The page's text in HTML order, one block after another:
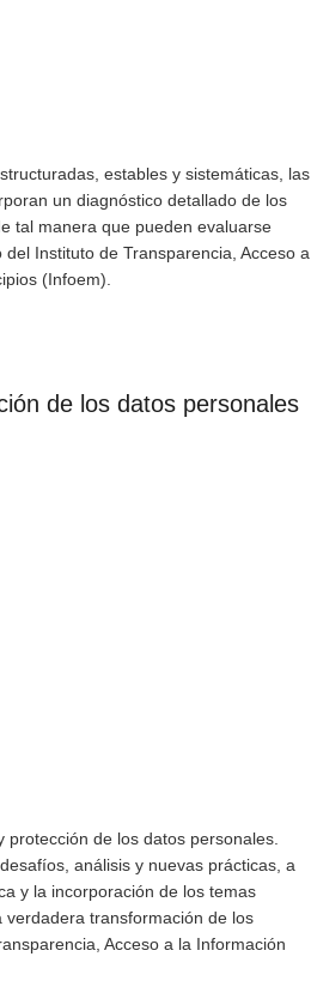
estables y sistemáticas, las
un diagnóstico detallado de los
tal manera que pueden evaluarse
Instituto de Transparencia, Acceso a
(Infoem).
de los datos personales
de los datos personales.
análisis y nuevas prácticas, a
y la incorporación de los temas
transformación de los
Acceso a la Información